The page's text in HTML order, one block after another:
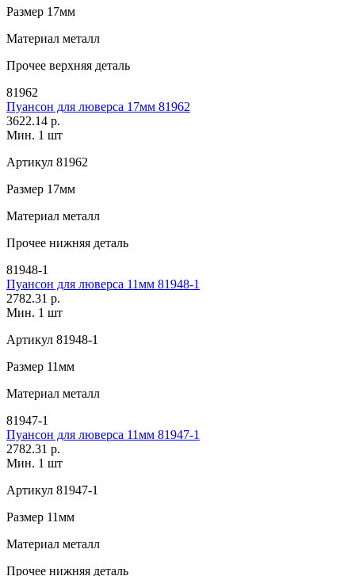
Размер 17мм
Материал металл
Прочее верхняя деталь
81962
Пуансон для люверса 17мм 81962
3622.14 р.
Мин. 1 шт
Артикул 81962
Размер 17мм
Материал металл
Прочее нижняя деталь
81948-1
Пуансон для люверса 11мм 81948-1
2782.31 р.
Мин. 1 шт
Артикул 81948-1
Размер 11мм
Материал металл
81947-1
Пуансон для люверса 11мм 81947-1
2782.31 р.
Мин. 1 шт
Артикул 81947-1
Размер 11мм
Материал металл
Прочее нижняя деталь